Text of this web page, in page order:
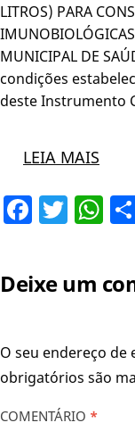
LITROS) PARA
MUNICIPAL DE
condições
deste Instrumento
LEIA MAIS
Deixe um
O seu endereço de
obrigatórios são
COMENTÁRIO *